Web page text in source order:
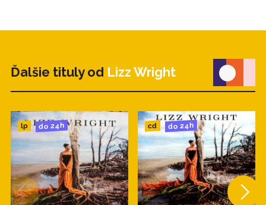
Ďalšie tituly od Lizz Wright
lp do 24h cd do 24h